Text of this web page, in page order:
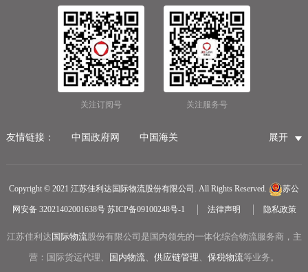
关注订阅号 关注服务号
友情链接： 展开
中国政府网
中国海关
无锡海运代理
无锡仓储服务公司
无锡航空货运
医疗器械第三方仓储
中越物流专线
中欧铁路货运
Copyright © 2021 江苏佳利达国际物流股份有限公司. All Rights Reserved. 苏公
网安备 32021402001638号 苏ICP备09100248号-1 法律声明 隐私政策
江苏佳利达 国际物流股份有限公司是国内领先的一体化综合物流服务商，主
营：国际货运代理、
国内物流、 供应链管理 、 保税物流等业务。